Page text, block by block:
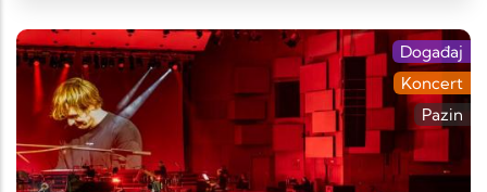
Događaj
Koncert
Pazin